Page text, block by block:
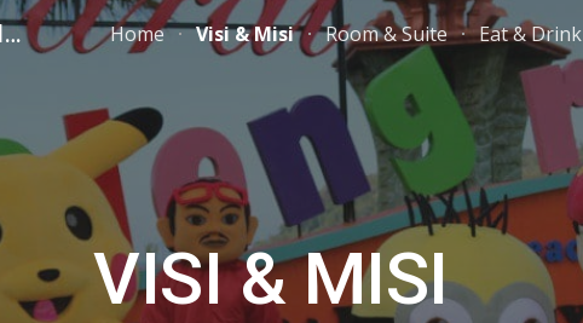
to main content Skip to navigation
PARAI BEACH RESORT TELENGRIA Home Visi & Misi Room & Suite Eat & Drink
VISI & MISI